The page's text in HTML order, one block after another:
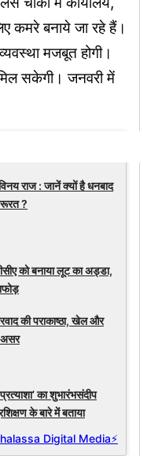
कमरे बनाये जा रहे हैं।
मजबूत होगी।
सकेगी। जनवरी में
राज : जानें क्यों है धनबाद
?
को बनाया लूट का अड्डा,
की पराकाष्ठा, खेल और
असर
का शुभारंभसंदीप
के बारे में बताया
Digital Media⚡